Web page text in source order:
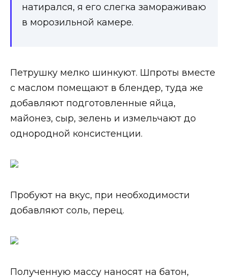
натирался, я его слегка замораживаю
в морозильной камере.
Петрушку мелко шинкуют. Шпроты вместе
с маслом помещают в блендер, туда же
добавляют подготовленные яйца,
майонез, сыр, зелень и измельчают до
однородной консистенции.
Пробуют на вкус, при необходимости
добавляют соль, перец.
Полученную массу наносят на батон,